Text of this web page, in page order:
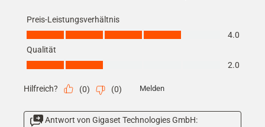
Preis-Leistungsverhältnis
Preis-Leistungsverhältnis, 4.0 von 5
4.0
Qualität
Qualität, 2.0 von 5
2.0
Hilfreich? (0) (0) Melden
Antwort von Gigaset Technologies GmbH: